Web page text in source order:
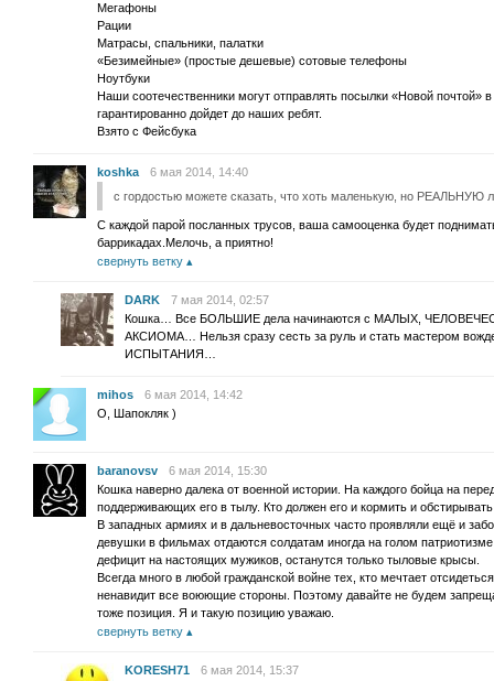
Мегафоны
Рации
Матрасы, спальники, палатки
«Безимейные» (простые дешевые) сотовые телефоны
Ноутбуки
Наши соотечественники могут отправлять посылки «Новой почтой»
гарантированно дойдет до наших ребят.
Взято с Фейсбука
koshka
6 мая 2014, 14:40
с гордостью можете сказать, что хоть маленькую, но РЕАЛЬНУЮ
С каждой парой посланных трусов, ваша самооценка будет
баррикадах.Мелочь, а приятно!
свернуть ветку
DARK
7 мая 2014, 02:57
Кошка… Все БОЛЬШИЕ дела начинаются с МАЛЫХ,
АКСИОМА… Нельзя сразу сесть за руль и стать мастером
ИСПЫТАНИЯ…
mihos
6 мая 2014, 14:42
О, Шапокляк )
baranovsv
6 мая 2014, 15:30
Кошка наверно далека от военной истории. На каждого бойца на
поддерживающих его в тылу. Кто должен его и кормить и
В западных армиях и в дальневосточных часто проявляли ещё и
девушки в фильмах отдаются солдатам иногда на голом
дефицит на настоящих мужиков, останутся только тыловые крысы.
Всегда много в любой гражданской войне тех, кто мечтает
ненавидит все воюющие стороны. Поэтому давайте не будем
тоже позиция. Я и такую позицию уважаю.
свернуть ветку
KORESH71
6 мая 2014, 15:37